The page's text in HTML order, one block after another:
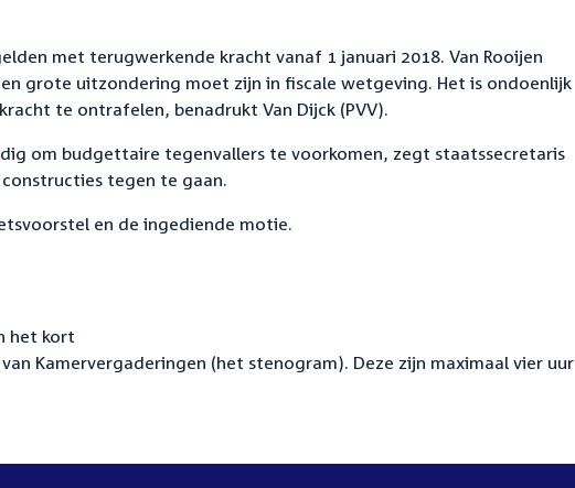
met terugwerkende kracht vanaf 1 januari 2018. Van Rooijen
grote uitzondering moet zijn in fiscale wetgeving. Het is ondoenlijk
te ontrafelen, benadrukt Van Dijck (PVV).
om budgettaire tegenvallers te voorkomen, zegt staatssecretaris
tegen te gaan.
en de ingediende motie.
het kort
van Kamervergaderingen (het stenogram). Deze zijn maximaal vier uur